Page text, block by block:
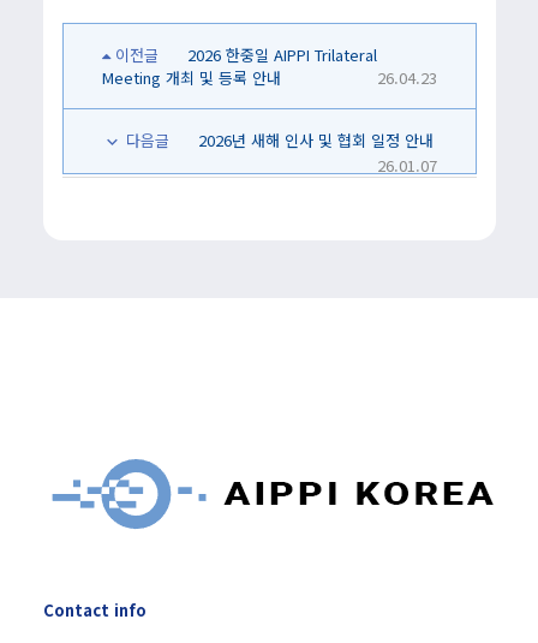
이전글
2026 한중일 AIPPI Trilateral
Meeting 개최 및 등록 안내
26.04.23
다음글
2026년 새해 인사 및 협회 일정 안내
26.01.07
Contact info